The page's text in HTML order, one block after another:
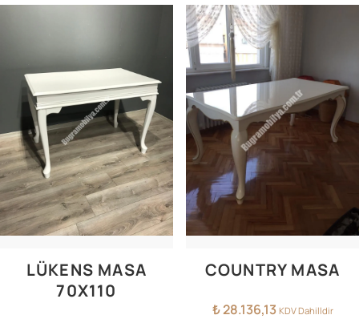
LÜKENS MASA
70X110
COUNTRY MASA
₺28.136,13 KDV Dahilldir